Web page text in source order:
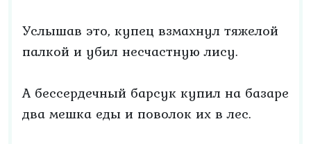
Услышав это, купец взмахнул тяжелой
палкой и убил несчастную лису.
А бессердечный барсук купил на базаре
два мешка еды и поволок их в лес.